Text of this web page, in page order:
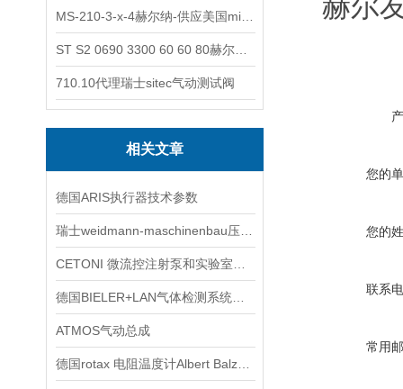
710.10代理瑞士sitec气动测试阀
相关文章
德国ARIS执行器技术参数
ATMOS气动总成
您的
您的
联系
常用